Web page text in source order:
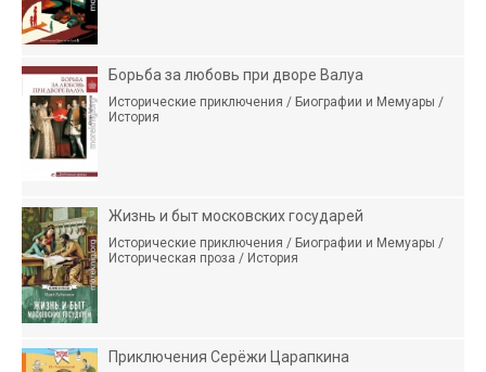
Борьба за любовь при дворе Валуа
Исторические приключения / Биографии и Мемуары /
История
Жизнь и быт московских государей
Исторические приключения / Биографии и Мемуары /
Историческая проза / История
Приключения Серёжи Царапкина